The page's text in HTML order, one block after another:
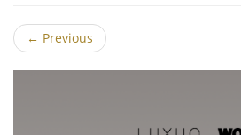
← Previous